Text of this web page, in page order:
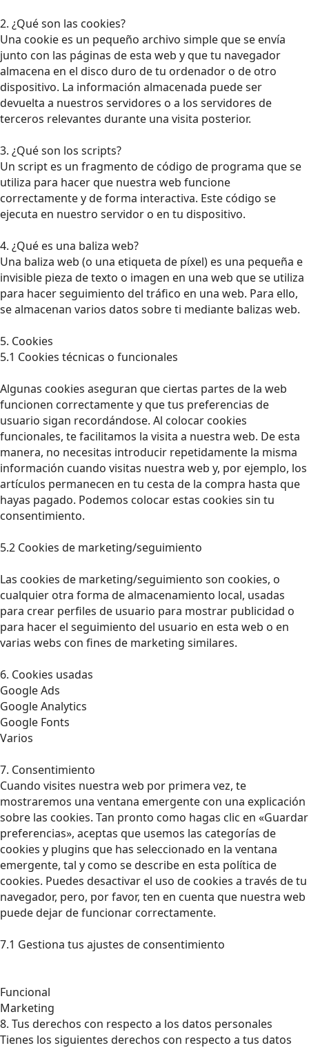
2. ¿Qué son las cookies?
Una cookie es un pequeño archivo simple que se envía
junto con las páginas de esta web y que tu navegador
almacena en el disco duro de tu ordenador o de otro
dispositivo. La información almacenada puede ser
devuelta a nuestros servidores o a los servidores de
terceros relevantes durante una visita posterior.
3. ¿Qué son los scripts?
Un script es un fragmento de código de programa que se
utiliza para hacer que nuestra web funcione
correctamente y de forma interactiva. Este código se
ejecuta en nuestro servidor o en tu dispositivo.
4. ¿Qué es una baliza web?
Una baliza web (o una etiqueta de píxel) es una pequeña e
invisible pieza de texto o imagen en una web que se utiliza
para hacer seguimiento del tráfico en una web. Para ello,
se almacenan varios datos sobre ti mediante balizas web.
5. Cookies
5.1 Cookies técnicas o funcionales
Algunas cookies aseguran que ciertas partes de la web
funcionen correctamente y que tus preferencias de
usuario sigan recordándose. Al colocar cookies
funcionales, te facilitamos la visita a nuestra web. De esta
manera, no necesitas introducir repetidamente la misma
información cuando visitas nuestra web y, por ejemplo, los
artículos permanecen en tu cesta de la compra hasta que
hayas pagado. Podemos colocar estas cookies sin tu
consentimiento.
5.2 Cookies de marketing/seguimiento
Las cookies de marketing/seguimiento son cookies, o
cualquier otra forma de almacenamiento local, usadas
para crear perfiles de usuario para mostrar publicidad o
para hacer el seguimiento del usuario en esta web o en
varias webs con fines de marketing similares.
6. Cookies usadas
Google Ads
Google Analytics
Google Fonts
Varios
7. Consentimiento
Cuando visites nuestra web por primera vez, te
mostraremos una ventana emergente con una explicación
sobre las cookies. Tan pronto como hagas clic en «Guardar
preferencias», aceptas que usemos las categorías de
cookies y plugins que has seleccionado en la ventana
emergente, tal y como se describe en esta política de
cookies. Puedes desactivar el uso de cookies a través de tu
navegador, pero, por favor, ten en cuenta que nuestra web
puede dejar de funcionar correctamente.
7.1 Gestiona tus ajustes de consentimiento
Funcional
Marketing
8. Tus derechos con respecto a los datos personales
Tienes los siguientes derechos con respecto a tus datos